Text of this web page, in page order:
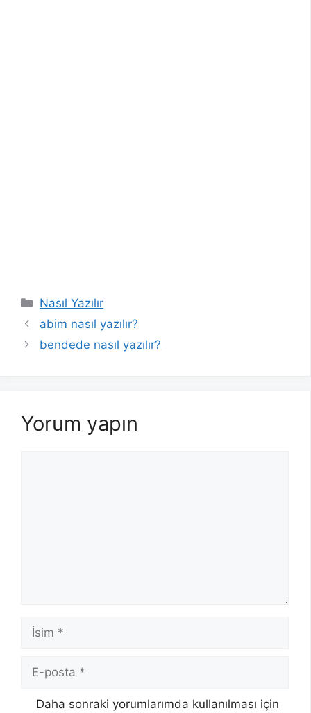
Kategoriler
Nasıl Yazılır
abim nasıl yazılır?
bendede nasıl yazılır?
Yorum yapın
İsim
posta
Daha sonraki yorumlarımda kullanılması için